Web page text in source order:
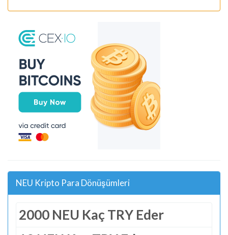
NEU Kripto Para Dönüşümleri
2000 NEU Kaç TRY Eder